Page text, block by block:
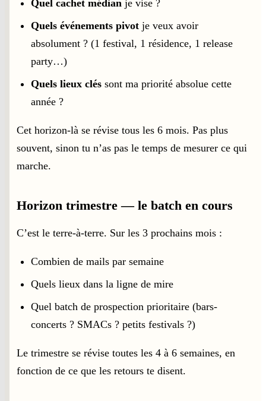
Quel cachet médian je vise ?
Quels événements pivot je veux avoir
absolument ? (1 festival, 1 résidence, 1 release
party…)
Quels lieux clés sont ma priorité absolue cette
année ?
Cet horizon-là se révise tous les 6 mois. Pas plus
souvent, sinon tu n’as pas le temps de mesurer ce qui
marche.
Horizon trimestre — le batch en cours
C’est le terre-à-terre. Sur les 3 prochains mois :
Combien de mails par semaine
Quels lieux dans la ligne de mire
Quel batch de prospection prioritaire (bars-
concerts ? SMACs ? petits festivals ?)
Le trimestre se révise toutes les 4 à 6 semaines, en
fonction de ce que les retours te disent.